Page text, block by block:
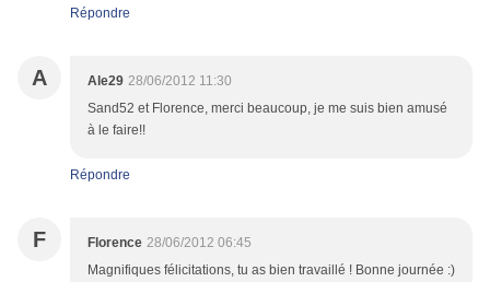
Répondre
A Ale29 28/06/2012 11:30
Sand52 et Florence, merci beaucoup, je me suis bien amusé
à le faire!!
Répondre
F Florence 28/06/2012 06:45
Magnifiques félicitations, tu as bien travaillé ! Bonne journée :)